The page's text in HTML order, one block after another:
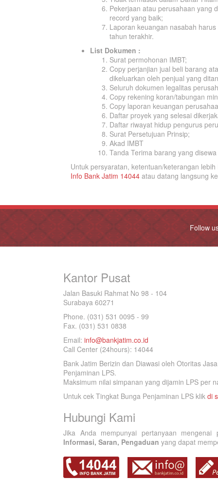
Pekerjaan atau perusahaan yang
record yang baik;
Laporan keuangan nasabah
tahun terakhir.
List Dokumen :
Surat permohonan IMBT;
Copy perjanjian jual beli barang
dikeluarkan oleh penjual yang
Seluruh dokumen legalitas
Copy rekening koran/tabungan
Copy laporan keuangan
Daftar proyek yang selesai
Daftar riwayat hidup pengurus
Surat Persetujuan Prinsip;
Akad IMBT
Tanda Terima barang yang disewa
Untuk persyaratan, ketentuan/keterangan
Info Bank Jatim 14044 atau datang langsung
Follow
Kantor Pusat
Jalan Basuki Rahmat No 98 - 104
Surabaya 60271
Phone. (031) 531 0095 - 99
Fax. (031) 531 0838
Email: info@bankjatim.co.id
Call Center (24hours): 14044
Bank Jatim Berizin dan Diawasi oleh Otoritas
Penjaminan LPS.
Maksimum nilai simpanan yang dijamin LPS per
Untuk cek Tingkat Bunga Penjaminan LPS klik di
Hubungi Kami
Jika Anda mempunyai pertanyaan
Informasi, Saran, Pengaduan yang dapat